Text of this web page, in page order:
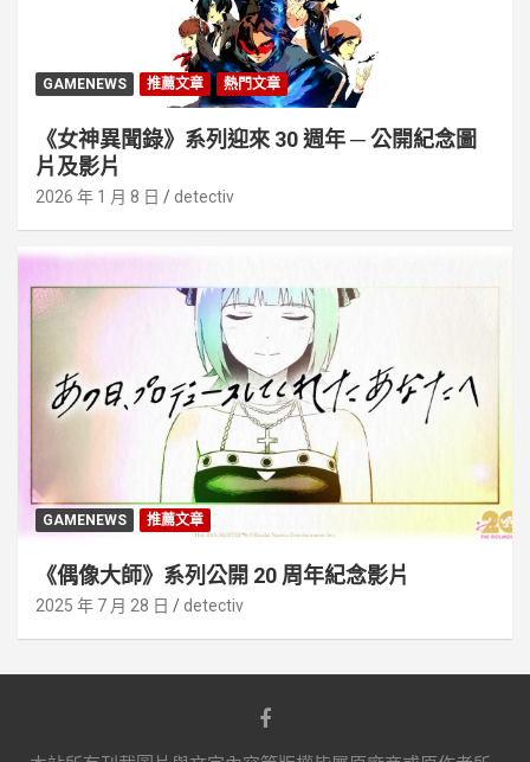
GAMENEWS 推薦文章 熱門文章
《女神異聞錄》系列迎來 30 週年 ─ 公開紀念圖
片及影片
2026 年 1 月 8 日 detectiv
GAMENEWS 推薦文章
《偶像大師》系列公開 20 周年紀念影片
2025 年 7 月 28 日 detectiv